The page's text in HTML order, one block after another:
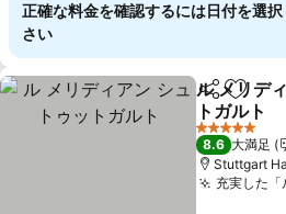
正確な料金を確認するには日付を選
さい
シェアお気
ル メリデ
トガルト
料金を表示
5 ホテルのラン
8.6 大満足
Stuttgart
充実した「